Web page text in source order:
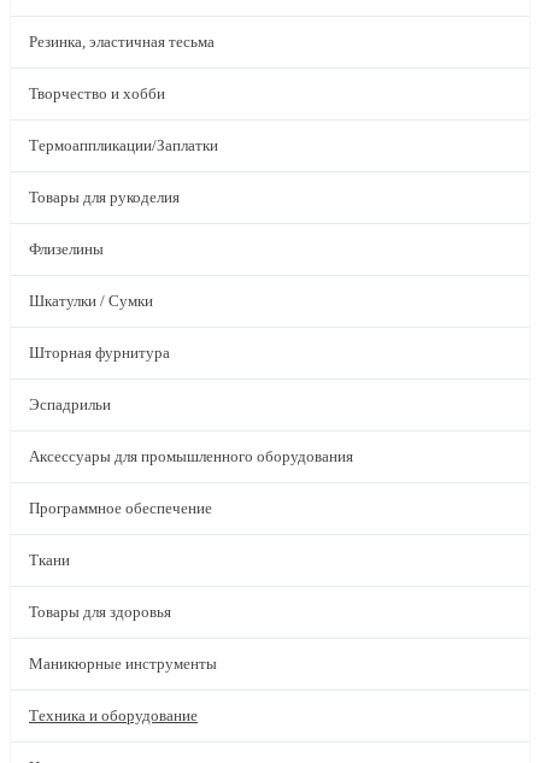
Резинка, эластичная тесьма
Творчество и хобби
Термоаппликации/Заплатки
Товары для рукоделия
Флизелины
Шкатулки / Сумки
Шторная фурнитура
Эспадрильи
Аксессуары для промышленного оборудования
Программное обеспечение
Ткани
Товары для здоровья
Маникюрные инструменты
Техника и оборудование